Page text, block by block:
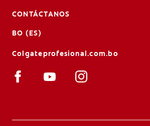
CONTÁCTANOS
BO (ES)
Colgateprofesional.com.bo